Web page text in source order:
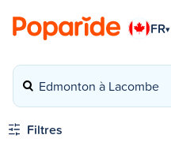
FR▾
Edmonton à Lacombe
Filtres